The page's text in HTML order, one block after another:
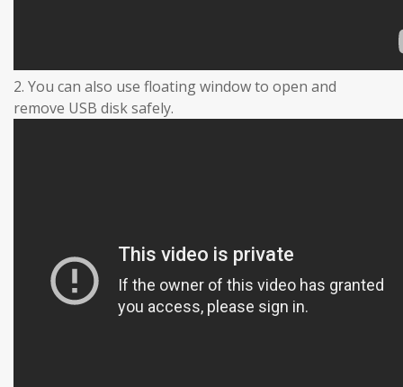
2. You can also use floating window to open and
remove USB disk safely.